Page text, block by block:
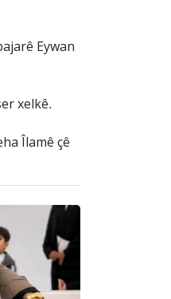
Eywan
xelkê.
Îlamê çê